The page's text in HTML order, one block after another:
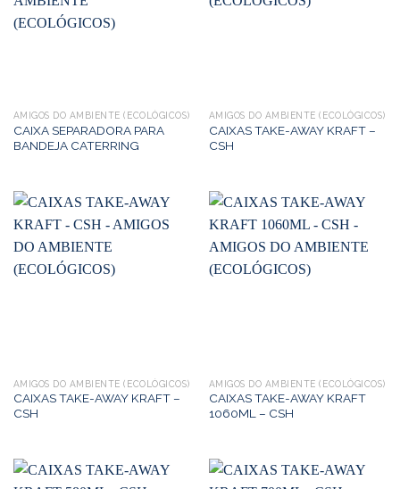
AMIGOS DO AMBIENTE (ECOLÓGICOS)
CAIXA SEPARADORA PARA
BANDEJA CATERRING
AMIGOS DO AMBIENTE (ECOLÓGICOS)
CAIXAS TAKE-AWAY KRAFT –
CSH
AMIGOS DO AMBIENTE (ECOLÓGICOS)
CAIXAS TAKE-AWAY KRAFT –
CSH
AMIGOS DO AMBIENTE (ECOLÓGICOS)
CAIXAS TAKE-AWAY KRAFT
1060ML – CSH